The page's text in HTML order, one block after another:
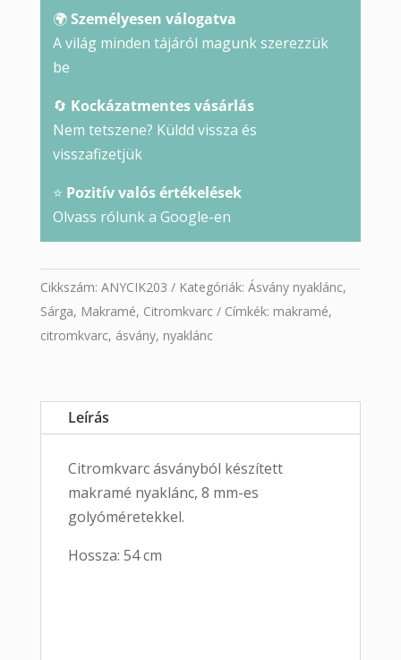
🌍Személyesen válogatva
A világ minden tájáról magunk szerezzük
be
🔄 Kockázatmentes vásárlás
Nem tetszene? Küldd vissza és
visszafizetjük
⭐ Pozitív valós értékelések
Olvass rólunk a Google-en
Cikkszám: ANYCIK203 Kategóriák: Ásvány nyaklánc,
Sárga, Makramé, Citromkvarc Címkék: makramé,
citromkvarc, ásvány, nyaklánc
Leírás
Citromkvarc ásványból készített
makramé nyaklánc, 8 mm-es
golyóméretekkel.
Hossza: 54 cm